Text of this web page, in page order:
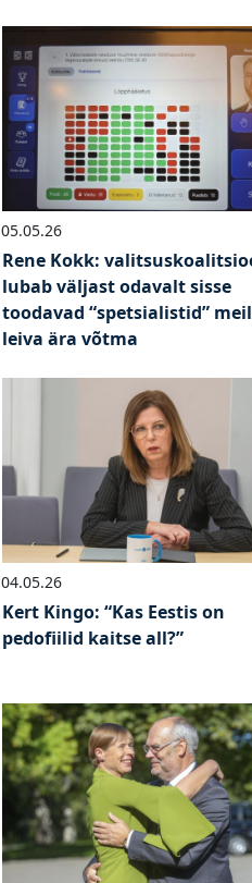
05.05.26
Rene Kokk:
lubab väljast odavalt sisse
toodavad “spetsialistid”
leiva ära võtma
04.05.26
Kert Kingo: “Kas Eestis on
pedofiilid kaitse all?”